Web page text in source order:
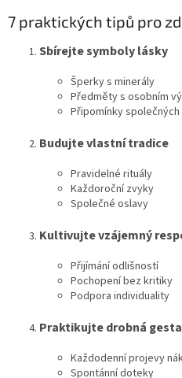
7 praktických tipů pro
Sbírejte symboly lásky
Šperky s minerály
Předměty s osobním
Připomínky
Budujte vlastní tradice
Pravidelné rituály
Každoroční zvyky
Společné oslavy
Kultivujte vzájemný
Přijímání odlišností
Pochopení bez kritiky
Podpora individuality
Praktikujte drobná gesta
Každodenní projevy
Spontánní doteky